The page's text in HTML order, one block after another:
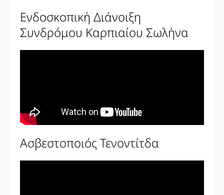
Ενδοσκοπική Διάνοιξη
Συνδρόμου Καρπιαίου Σωλήνα
Ασβεστοποιός Τενοντίτδα